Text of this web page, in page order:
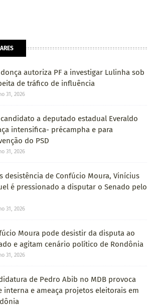
autoriza PF a investigar Lulinha sob
de tráfico de influência
31, 2026
a deputado estadual Everaldo
intensifica- précampha e para
do PSD
31, 2026
desistência de Confúcio Moura, Vinícius
é pressionado a disputar o Senado pelo
31, 2026
Moura pode desistir da disputa ao
e agitam cenário político de Rondônia
31, 2026
de Pedro Abib no MDB provoca
interna e ameaça projetos eleitorais em